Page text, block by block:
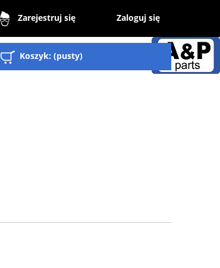
Zarejestruj się Zaloguj się
Koszyk: (pusty)